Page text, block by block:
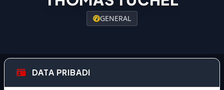
GENERAL
DATA PRIBADI